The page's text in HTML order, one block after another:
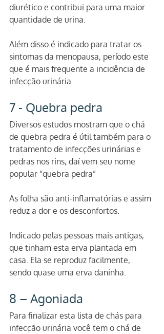
diurético e contribui para uma maior
quantidade de urina.
Além disso é indicado para tratar os
sintomas da menopausa, período este
que é mais frequente a incidência de
infecção urinária.
7 - Quebra pedra
Diversos estudos mostram que o chá
de quebra pedra é útil também para o
tratamento de infecções urinárias e
pedras nos rins, daí vem seu nome
popular “quebra pedra”
As folha são anti-inflamatórias e assim
reduz a dor e os desconfortos.
Indicado pelas pessoas mais antigas,
que tinham esta erva plantada em
casa. Ela se reproduz facilmente,
sendo quase uma erva daninha.
8 – Agoniada
Para finalizar esta lista de chás para
infecção urinária você tem o chá de